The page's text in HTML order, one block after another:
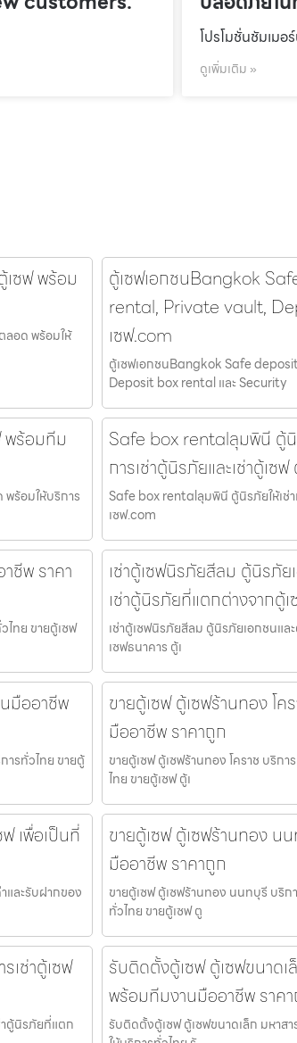
โปรโมชั่นชัมเมอ
ดูเพิ่มเติม »
เซฟ พร้อม
ลอด พร้อมให้
ตู้เซฟเอกชนBangkok
rental, Private vault,
เซฟ.com
ตู้เซฟเอกชนBangkok Safe
Deposit box rental และ Security
พร้อมทีม
ร้อมให้บริการ
Safe box rentalลุมพินี ตู้นิ
การเช่าตู้นิรภัยและเช่าตู้เซ
Safe box rentalลุมพินี ตู้นิรภัยให้เช่า
เซฟ.com
ชีพ ราคา
ทย ขายตู้เซฟ
เช่าตู้เซฟนิรภัยสีลม ตู้นิรภัย
เช่าตู้นิรภัยที่แตกต่างจากตู้
เช่าตู้เซฟนิรภัยสีลม ตู้นิรภัยเอกชนแล
เซฟธนาคาร ตู้เ
มืออาชีพ
ารทั่วไทย ขายตู้
ขายตู้เซฟ ตู้เซฟร้านทอง โ
มืออาชีพ ราคาถูก
ขายตู้เซฟ ตู้เซฟร้านทอง โคราช บริ
ไทย ขายตู้เซฟ ตู้เ
เพื่อเป็นที่
และรับฝากของ
ขายตู้เซฟ ตู้เซฟร้านทอง
มืออาชีพ ราคาถูก
ขายตู้เซฟ ตู้เซฟร้านทอง นนทบุรี บริ
ทั่วไทย ขายตู้เซฟ ตู
เช่าตู้เซฟ
าตู้นิรภัยที่แตก
รับติดตั้งตู้เซฟ ตู้เซฟขนาด
พร้อมทีมงานมืออาชีพ ราค
รับติดตั้งตู้เซฟ ตู้เซฟขนาดเล็ก มหา